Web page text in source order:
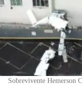
Sobrevivente Hemerson